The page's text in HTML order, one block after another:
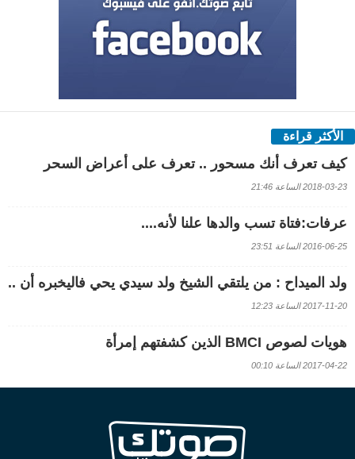
الأكثر قراءة
كيف تعرف أنك مسحور .. تعرف على أعراض السحر
2018-03-23 الساعة 21:46
عرفات:فتاة تسب والدها علنا لأنه....
2016-06-25 الساعة 23:51
ولد الميداح : من يلتقي الشيخ ولد سيدي يحي فاليخبره أن ..
2017-11-20 الساعة 12:23
هويات لصوص BMCI الذين كشفتهم إمرأة
2017-04-22 الساعة 00:10